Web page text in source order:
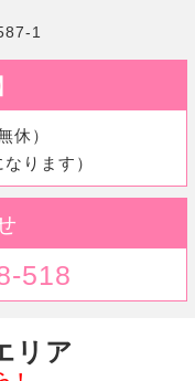
1
休）
ります）
518
リア